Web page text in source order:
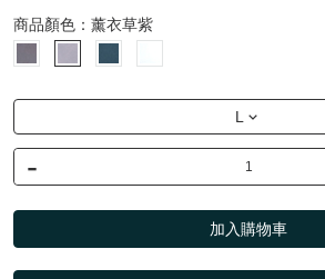
商品顏色： 薰衣草紫
L
-
加入購物車